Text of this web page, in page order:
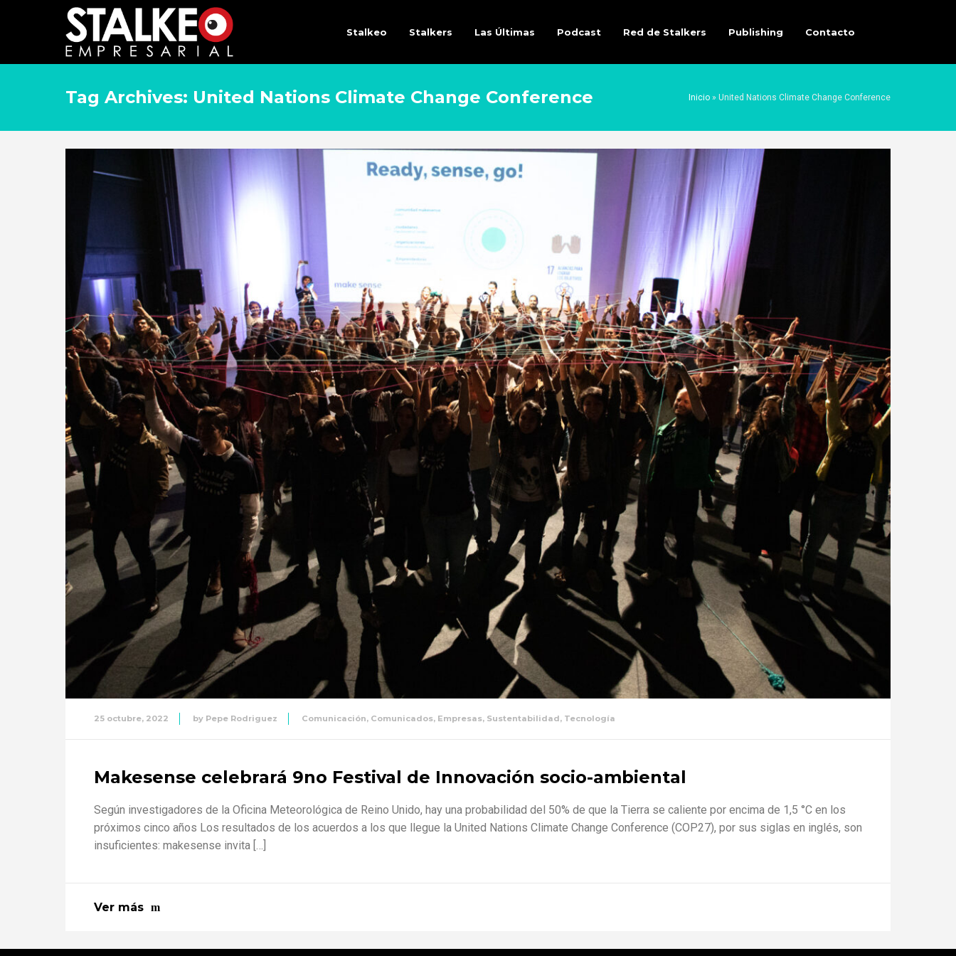
Stalkeo Stalkers Las Últimas Podcast Red de Stalkers Publishing Contacto
Tag Archives: United Nations Climate Change Conference Inicio » United Nations Climate Change Conference
25 octubre, 2022 by Pepe Rodriguez Comunicación, Comunicados, Empresas, Sustentabilidad, Tecnología
Makesense celebrará 9no Festival de Innovación socio-ambiental
Según investigadores de la Oficina Meteorológica de Reino Unido, hay una probabilidad del 50% de que la Tierra se caliente por encima de 1,5 °C en los
próximos cinco años Los resultados de los acuerdos a los que llegue la United Nations Climate Change Conference (COP27), por sus siglas en inglés, son
insuficientes: makesense invita […]
Ver más